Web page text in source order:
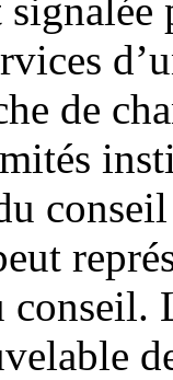
de
conseil.